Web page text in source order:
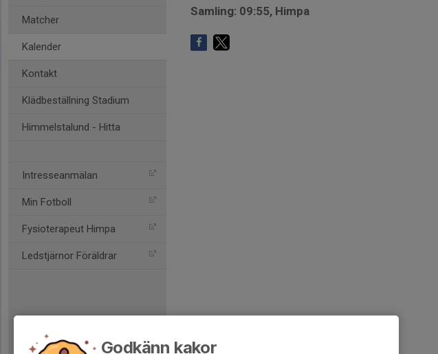
Matcher
Kalender
Kontakt
Klädbeställning Stadium
Himmelstalund - Hitta
Intresseanmälan
Min Fotboll
Fysioterapeut Himpa
Ledstjärnor Föräldrar
Samling: 09:55, Himpa
Godkänn kakor